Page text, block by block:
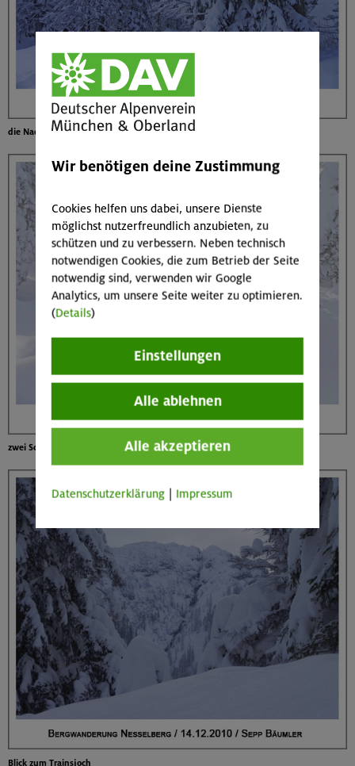
die Nachhut ohne Schneeschuhe
zwei Schwestern in Weiss
Blick zum Trainsjoch
Wir benötigen deine Zustimmung
Cookies helfen uns dabei, unsere Dienste
möglichst nutzerfreundlich anzubieten, zu
schützen und zu verbessern. Neben technisch
notwendigen Cookies, die zum Betrieb der Seite
notwendig sind, verwenden wir Google
Analytics, um unsere Seite weiter zu optimieren.
(Details)
Einstellungen
Alle ablehnen
Alle akzeptieren
Datenschutzerklärung Impressum